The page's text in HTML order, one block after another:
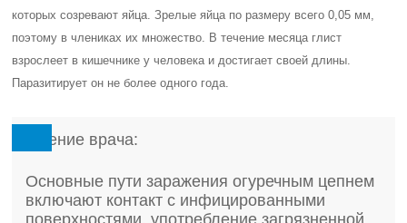
которых созревают яйца. Зрелые яйца по размеру всего 0,05 мм,
поэтому в члениках их множество. В течение месяца глист
взрослеет в кишечнике у человека и достигает своей длины.
Паразитирует он не более одного года.
Мнение врача:
Основные пути заражения огуречным цепнем
включают контакт с инфицированными
поверхностями, употребление загрязненной